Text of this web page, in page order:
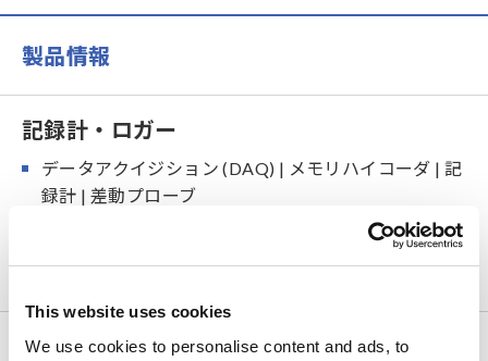
This website uses cookies
We use cookies to personalise content and ads, to
製品情報
記録計・ロガー
データアクイジション (DAQ) | メモリハイコーダ | 記
録計 | 差動プローブ
LCRメータ・抵抗計